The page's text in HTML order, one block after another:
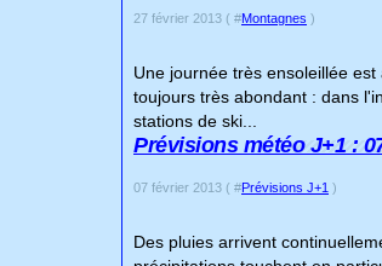
27 février 2013 ( #Montagnes )
Une journée très ensoleillée
toujours très abondant : dans
stations de ski...
Prévisions météo J+1 :
07 février 2013 ( #Prévisions J+1 )
Des pluies arrivent